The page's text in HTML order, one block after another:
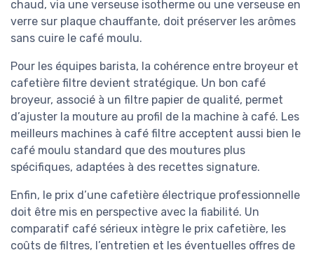
chaud, via une verseuse isotherme ou une verseuse en
verre sur plaque chauffante, doit préserver les arômes
sans cuire le café moulu.
Pour les équipes barista, la cohérence entre broyeur et
cafetière filtre devient stratégique. Un bon café
broyeur, associé à un filtre papier de qualité, permet
d’ajuster la mouture au profil de la machine à café. Les
meilleurs machines à café filtre acceptent aussi bien le
café moulu standard que des moutures plus
spécifiques, adaptées à des recettes signature.
Enfin, le prix d’une cafetière électrique professionnelle
doit être mis en perspective avec la fiabilité. Un
comparatif café sérieux intègre le prix cafetière, les
coûts de filtres, l’entretien et les éventuelles offres de